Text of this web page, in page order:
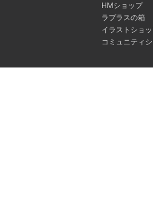
HMショップ
ラプラスの箱
イラストショ
コミュニティ